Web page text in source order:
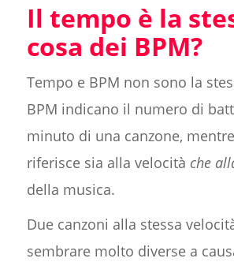
Il tempo è la
cosa dei BPM?
Tempo e BPM non sono la
BPM indicano il numero di
minuto di una canzone,
riferisce sia alla velocità che
della musica.
Due canzoni alla stessa
sembrare molto diverse a